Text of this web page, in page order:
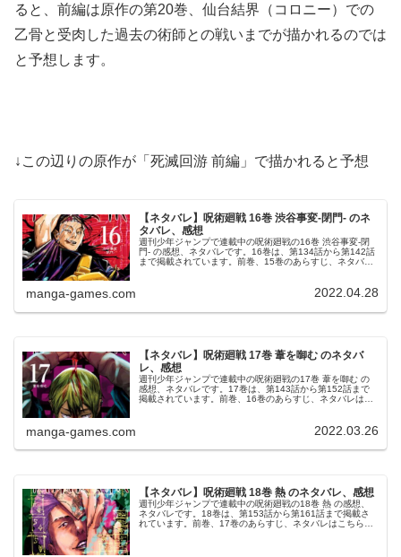
ると、前編は原作の第20巻、仙台結界（コロニー）での
乙骨と受肉した過去の術師との戦いまでが描かれるのでは
と予想します。
↓この辺りの原作が「死滅回游 前編」で描かれると予想
【ネタバレ】呪術廻戦 16巻 渋谷事変-閉門- のネ
タバレ、感想
週刊少年ジャンプで連載中の呪術廻戦の16巻 渋谷事変-閉
門- の感想、ネタバレです。16巻は、第134話から第142話
まで掲載されています。前巻、15巻のあらすじ、ネタバレ
manga-games.com 2022.04.28
【ネタバレ】呪術廻戦 17巻 葦を啣む のネタバ
レ、感想
週刊少年ジャンプで連載中の呪術廻戦の17巻 葦を啣む の
感想、ネタバレです。17巻は、第143話から第152話まで
掲載されています。前巻、16巻のあらすじ、ネタバレはこ
manga-games.com 2022.03.26
【ネタバレ】呪術廻戦 18巻 熱 のネタバレ、感想
週刊少年ジャンプで連載中の呪術廻戦の18巻 熱 の感想、
ネタバレです。18巻は、第153話から第161話まで掲載さ
れています。前巻、17巻のあらすじ、ネタバレはこちらの